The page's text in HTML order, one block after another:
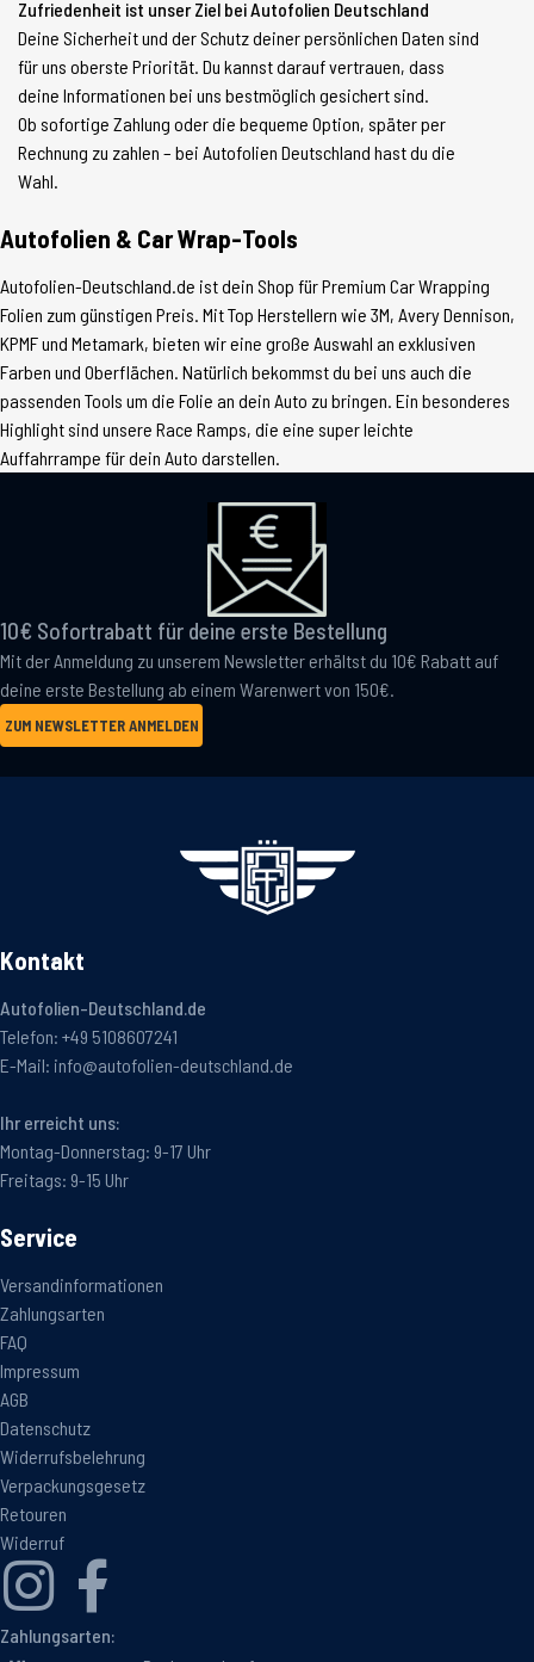
Zufriedenheit ist unser Ziel bei Autofolien Deutschland
Deine Sicherheit und der Schutz deiner persönlichen Daten sind
für uns oberste Priorität. Du kannst darauf vertrauen, dass
deine Informationen bei uns bestmöglich gesichert sind.
Ob sofortige Zahlung oder die bequeme Option, später per
Rechnung zu zahlen – bei Autofolien Deutschland hast du die
Wahl.
Autofolien & Car Wrap-Tools
Autofolien-Deutschland.de ist dein Shop für Premium Car Wrapping
Folien zum günstigen Preis. Mit Top Herstellern wie 3M, Avery Dennison,
KPMF und Metamark, bieten wir eine große Auswahl an exklusiven
Farben und Oberflächen. Natürlich bekommst du bei uns auch die
passenden Tools um die Folie an dein Auto zu bringen. Ein besonderes
Highlight sind unsere Race Ramps, die eine super leichte
Auffahrrampe für dein Auto darstellen.
10€ Sofortrabatt für deine erste Bestellung
Mit der Anmeldung zu unserem Newsletter erhältst du 10€ Rabatt auf
deine erste Bestellung ab einem Warenwert von 150€.
ZUM NEWSLETTER ANMELDEN
Kontakt
Autofolien-Deutschland.de
Telefon: +49 5108607241
E-Mail: info@autofolien-deutschland.de
Ihr erreicht uns:
Montag-Donnerstag: 9-17 Uhr
Freitags: 9-15 Uhr
Service
Versandinformationen
Zahlungsarten
FAQ
Impressum
AGB
Datenschutz
Widerrufsbelehrung
Verpackungsgesetz
Retouren
Widerruf
Zahlungsarten: